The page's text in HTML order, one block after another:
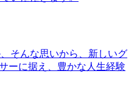
そんな思いから、新しいグ
ーに据え、豊かな人生経験